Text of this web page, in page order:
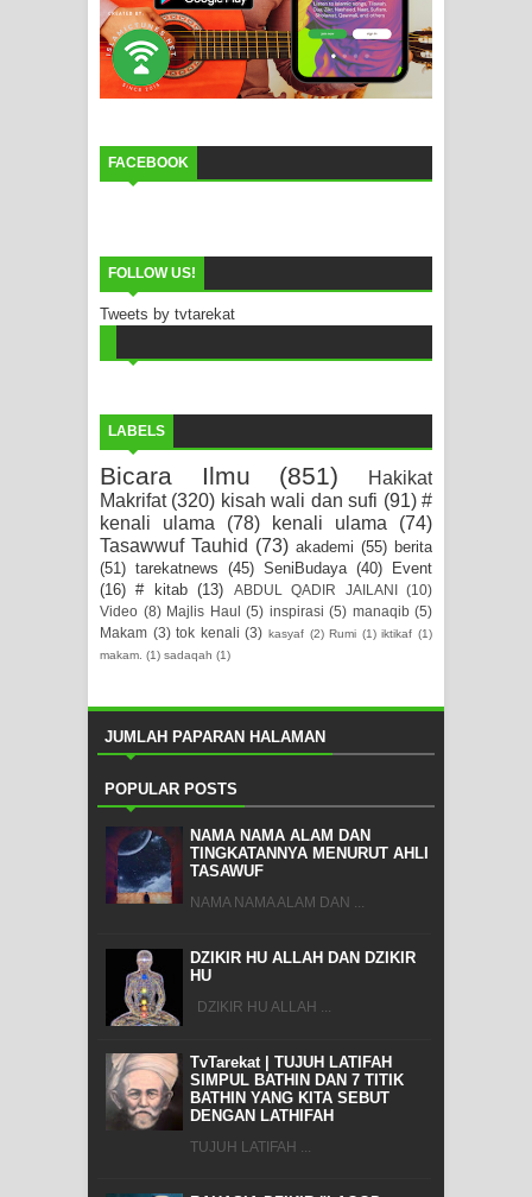
FACEBOOK
FOLLOW US!
Tweets by tvtarekat
LABELS
Bicara Ilmu (851)
Hakikat
Makrifat (320) kisah wali dan sufi (91) #
kenali ulama
(78) kenali ulama
(74)
Tasawwuf Tauhid (73) akademi (55) berita
(51) tarekatnews (45) SeniBudaya (40)
Event
(16) # kitab (13) ABDUL QADIR JAILANI (10)
Video (8) Majlis Haul (5) inspirasi (5) manaqib (5)
Makam (3) tok kenali (3) kasyaf (2) Rumi (1) iktikaf (1)
makam. (1) sadaqah (1)
JUMLAH PAPARAN HALAMAN
POPULAR POSTS
NAMA NAMA ALAM DAN
TINGKATANNYA MENURUT AHLI
TASAWUF
NAMA NAMA ALAM DAN ...
DZIKIR HU ALLAH DAN DZIKIR
HU
DZIKIR HU ALLAH ...
TvTarekat | TUJUH LATIFAH
SIMPUL BATHIN DAN 7 TITIK
BATHIN YANG KITA SEBUT
DENGAN LATHIFAH
TUJUH LATIFAH ...